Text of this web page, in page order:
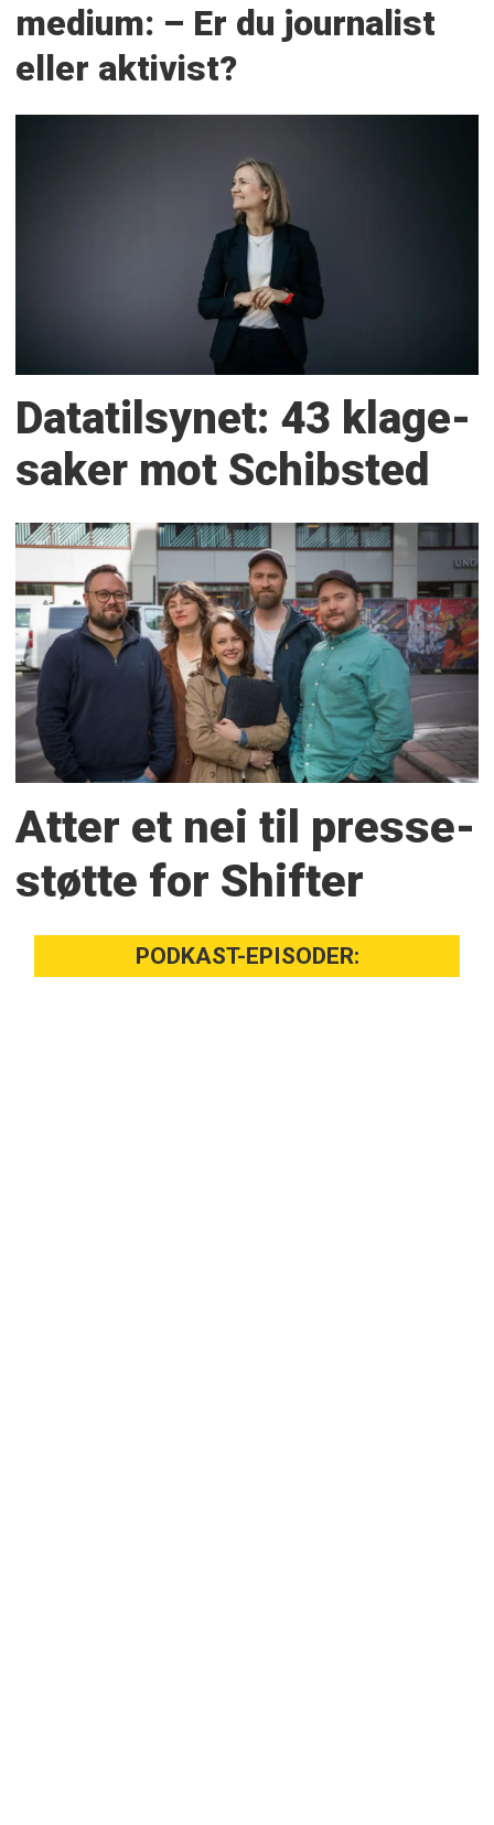
medium: – Er du journalist
eller aktivist?
Datatilsynet: 43 klage­
saker mot Schibsted
Atter et nei til presse­
støtte for Shifter
PODKAST-EPISODER: